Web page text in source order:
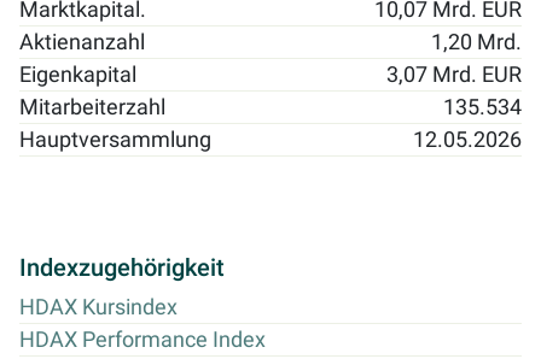
Marktkapital.
10,07 Mrd. EUR
Aktienanzahl
1,20 Mrd.
Eigenkapital
3,07 Mrd. EUR
Mitarbeiterzahl
135.534
Hauptversammlung
12.05.2026
Indexzugehörigkeit
HDAX Kursindex
HDAX Performance Index